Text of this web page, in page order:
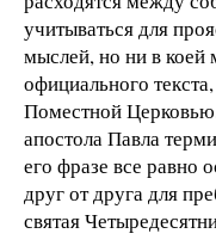
учитываться для
мыслей, но ни в коей
официального
Поместной
апостола Павла
его фразе все равно
друг от друга для
святая